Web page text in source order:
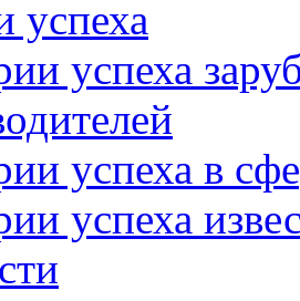
успеха
успеха
успеха в
успеха